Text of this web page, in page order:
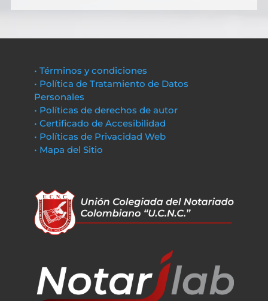
• Términos y condiciones
• Política de Tratamiento de Datos
Personales
• Políticas de derechos de autor
• Certificado de Accesibilidad
• Políticas de Privacidad Web
• Mapa del Sitio